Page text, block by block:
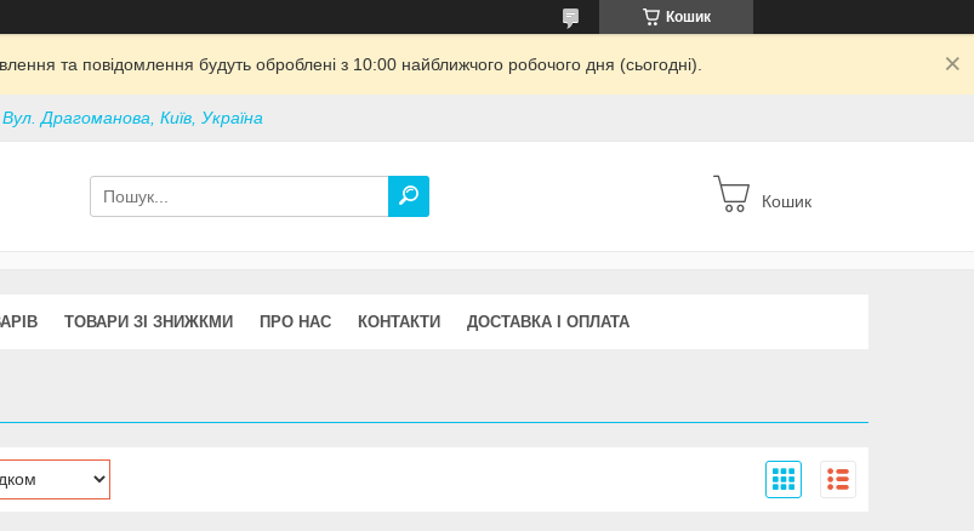
Кошик
та повідомлення будуть оброблені з 10:00 найближчого робочого дня (сьогодні).
Вул. Драгоманова, Київ, Україна
Кошик
ТОВАРИ ЗІ ЗНИЖКМИ ПРО НАС КОНТАКТИ ДОСТАВКА І ОПЛАТА